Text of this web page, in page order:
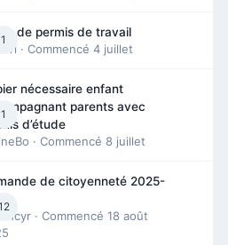
1
de permis de travail
· Commencé 4 juillet
1
nécessaire enfant
parents avec
d’étude
· Commencé 8 juillet
de citoyenneté 2025-
· Commencé 18 août